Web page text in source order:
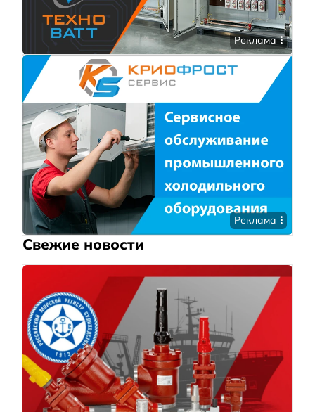
Реклама
Реклама
Свежие новости